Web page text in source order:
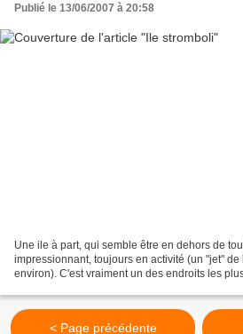
Publié le 13/06/2007 à 20:58
Une ile à part, qui semble être en dehors de
impressionnant, toujours en activité (un "jet"
environ). C'est vraiment un des endroits les
< Page précédente